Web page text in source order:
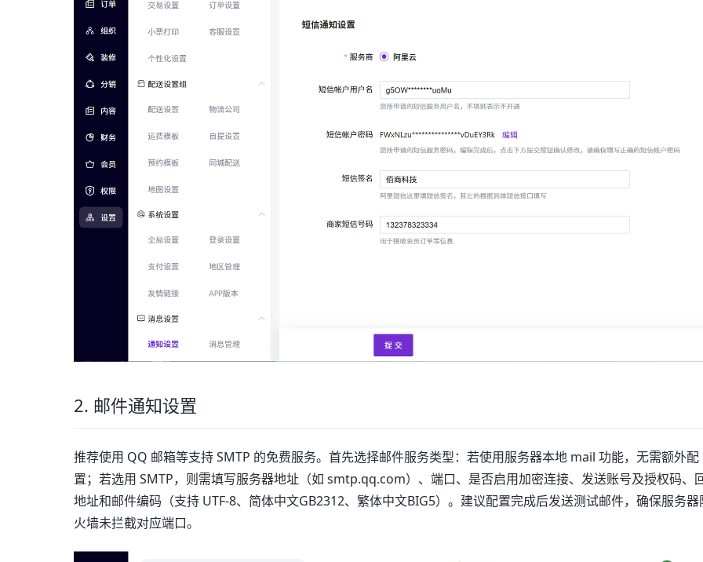
2. 邮件通知设置
推荐使用 QQ 邮箱等支持 SMTP 的免费服务。首先选择邮件服务类型：若使用服务器本地 mail 功能，无需额外配
置；若选用 SMTP，则需填写服务器地址（如 smtp.qq.com）、端口、是否启用加密连接、发送账号及授权码、
地址和邮件编码（支持 UTF-8、简体中文GB2312、繁体中文BIG5）。建议配置完成后发送测试邮件，确保服务器
火墙未拦截对应端口。